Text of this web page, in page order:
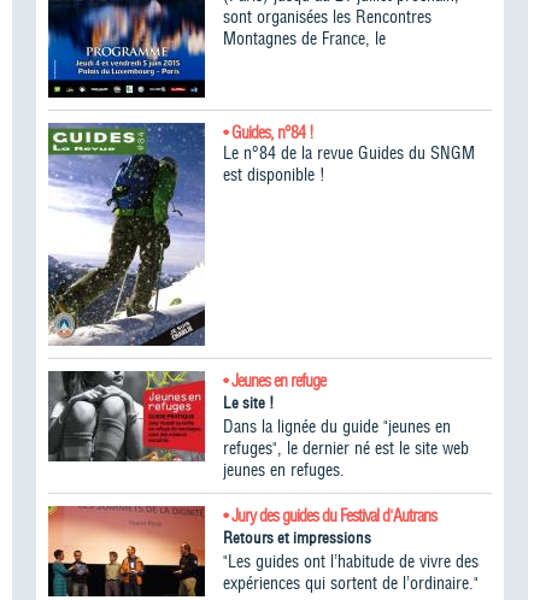
sont organisées les Rencontres
Montagnes de France, le
• Guides, n°84 !
Le n°84 de la revue Guides du SNGM
est disponible !
• Jeunes en refuge
Le site !
Dans la lignée du guide "jeunes en
refuges", le dernier né est le site web
jeunes en refuges.
• Jury des guides du Festival d'Autrans
Retours et impressions
"Les guides ont l’habitude de vivre des
expériences qui sortent de l’ordinaire."